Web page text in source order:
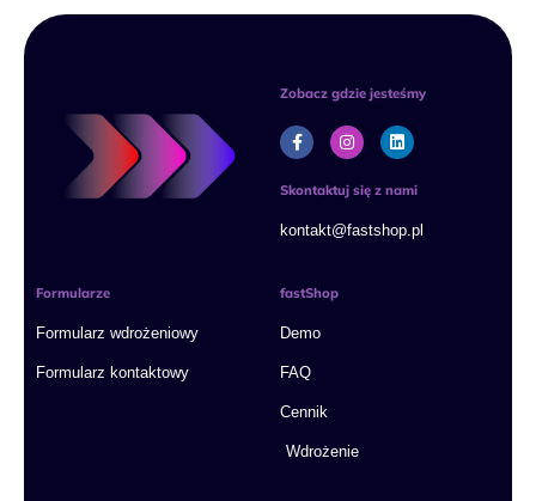
Zobacz gdzie jesteśmy
F
a
e
b
o
I
n
t
a
r
L
i
k
e
i
Skontaktuj się z nami
kontakt@fastshop.pl
Formularze
Formularz wdrożeniowy
Formularz kontaktowy
fastShop
Demo
FAQ
Cennik
Wdrożenie